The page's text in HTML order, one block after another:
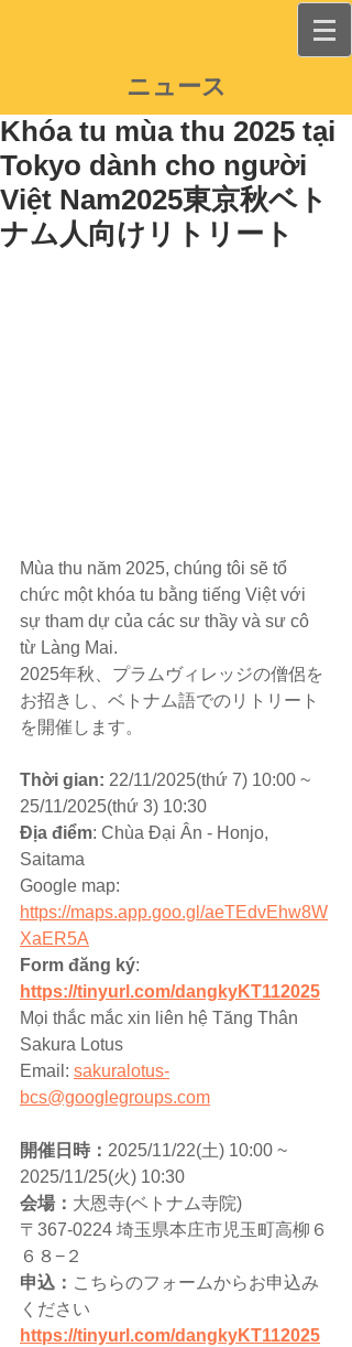
ニュース
Khóa tu mùa thu 2025 tại
Tokyo dành cho người
Việt Nam2025東京秋ベト
ナム人向けリトリート
Mùa thu năm 2025, chúng tôi sẽ tổ
chức một khóa tu bằng tiếng Việt với
sự tham dự của các sư thầy và sư cô
từ Làng Mai.
2025年秋、プラムヴィレッジの僧侶を
お招きし、ベトナム語でのリトリート
を開催します。
Thời gian: 22/11/2025(thứ 7) 10:00 ~
25/11/2025(thứ 3) 10:30
Địa điểm: Chùa Đại Ân - Honjo,
Saitama
Google map:
https://maps.app.goo.gl/aeTEdvEhw8W
XaER5A
Form đăng ký:
https://tinyurl.com/dangkyKT112025
Mọi thắc mắc xin liên hệ Tăng Thân
Sakura Lotus
Email: sakuralotus-
bcs@googlegroups.com
開催日時： 2025/11/22(土) 10:00 ~
2025/11/25(火) 10:30
会場： 大恩寺(ベトナム寺院)
〒367-0224 埼玉県本庄市児玉町高柳６
６８−２
申込： こちらのフォームからお申込み
ください
https://tinyurl.com/dangkyKT112025